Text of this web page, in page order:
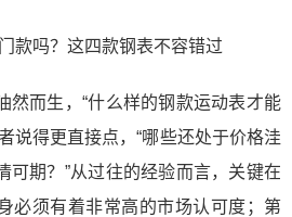
然而生，“什么样的钢款运动表才能
说得更直接点，“哪些还处于价格洼
可期？”从过往的经验而言，关键在
必须有着非常高的市场认可度；第